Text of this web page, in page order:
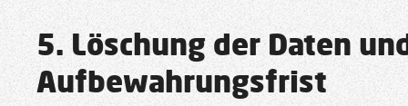
5. Löschung der Daten
Aufbewahrungsfrist